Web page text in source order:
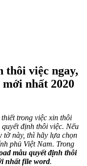
thôi việc ngay,
nhất 2020
trong việc xin thôi
định thôi việc. Nếu
tờ này, thì hãy lựa chọn
phủ Việt Nam. Trong
mẫu quyết định thôi
nhất file word.